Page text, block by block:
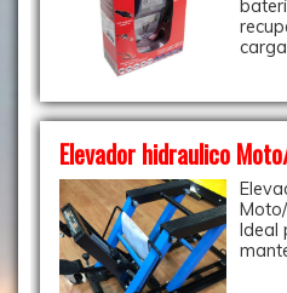
Elevador hidraulico
Ideal